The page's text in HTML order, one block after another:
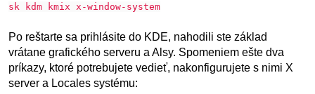
sk kdm kmix x-window-system
Po reštarte sa prihlásite do KDE, nahodili ste základ
vrátane grafického serveru a Alsy. Spomeniem ešte dva
príkazy, ktoré potrebujete vedieť, nakonfigurujete s nimi X
server a Locales systému: